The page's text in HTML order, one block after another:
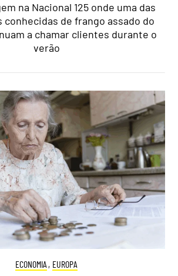
na Nacional 125 onde uma das
conhecidas de frango assado do
a chamar clientes durante o
verão
ECONOMIA , EUROPA